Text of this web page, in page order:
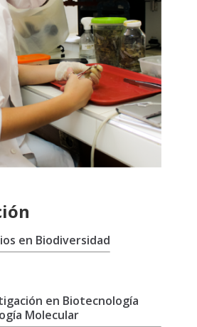
en Biodiversidad
en Biotecnología
Molecular